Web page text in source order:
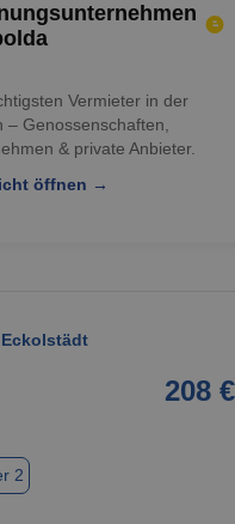
Vermieter in der
– Genossenschaften,
& private Anbieter.
öffnen →
208 €
2